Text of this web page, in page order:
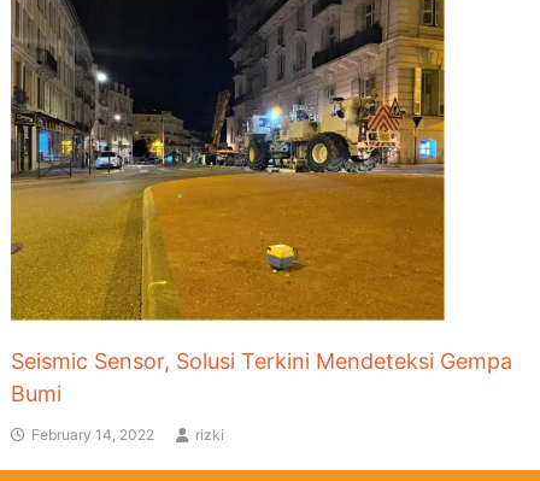
Seismic Sensor, Solusi Terkini Mendeteksi Gempa
Bumi
February 14, 2022 rizki